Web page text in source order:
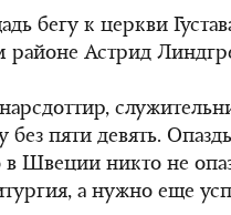
бегу к церкви
районе Астрид
без пяти девять.
в Швеции никто не
а нужно еще